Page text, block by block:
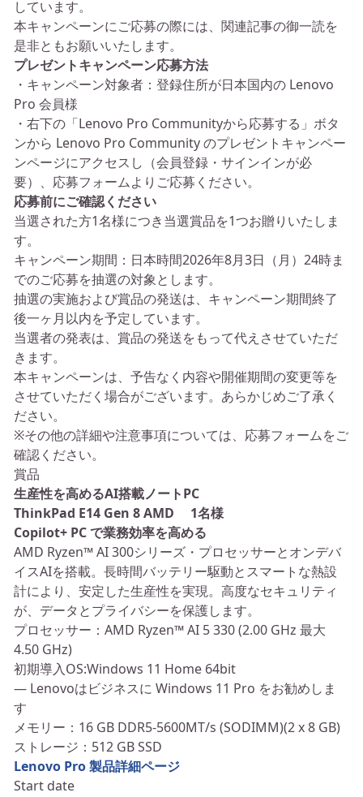
しています。
本キャンペーンにご応募の際には、関連記事の御一読を
是非ともお願いいたします。
プレゼントキャンペーン応募方法
・キャンペーン対象者：登録住所が日本国内の Lenovo
Pro 会員様
・右下の「Lenovo Pro Communityから応募する」ボタ
ンから Lenovo Pro Community のプレゼントキャンペー
ンページにアクセスし（会員登録・サインインが必
要）、応募フォームよりご応募ください。
応募前にご確認ください
当選された方1名様につき当選賞品を1つお贈りいたしま
す。
キャンペーン期間：日本時間2026年8月3日（月）24時ま
でのご応募を抽選の対象とします。
抽選の実施および賞品の発送は、キャンペーン期間終了
後一ヶ月以内を予定しています。
当選者の発表は、賞品の発送をもって代えさせていただ
きます。
本キャンペーンは、予告なく内容や開催期間の変更等を
させていただく場合がございます。あらかじめご了承く
ださい。
※その他の詳細や注意事項については、応募フォームをご
確認ください。
賞品
生産性を高めるAI搭載ノートPC
ThinkPad E14 Gen 8 AMD 1名様
Copilot+ PC で業務効率を高める
AMD Ryzen™ AI 300シリーズ・プロセッサーとオンデバ
イスAIを搭載。長時間バッテリー駆動とスマートな熱設
計により、安定した生産性を実現。高度なセキュリティ
が、データとプライバシーを保護します。
プロセッサー：AMD Ryzen™ AI 5 330 (2.00 GHz 最大
4.50 GHz)
初期導入OS:Windows 11 Home 64bit
― Lenovoはビジネスに Windows 11 Pro をお勧めしま
す
メモリー：16 GB DDR5-5600MT/s (SODIMM)(2 x 8 GB)
ストレージ：512 GB SSD
Lenovo Pro 製品詳細ページ
Start date